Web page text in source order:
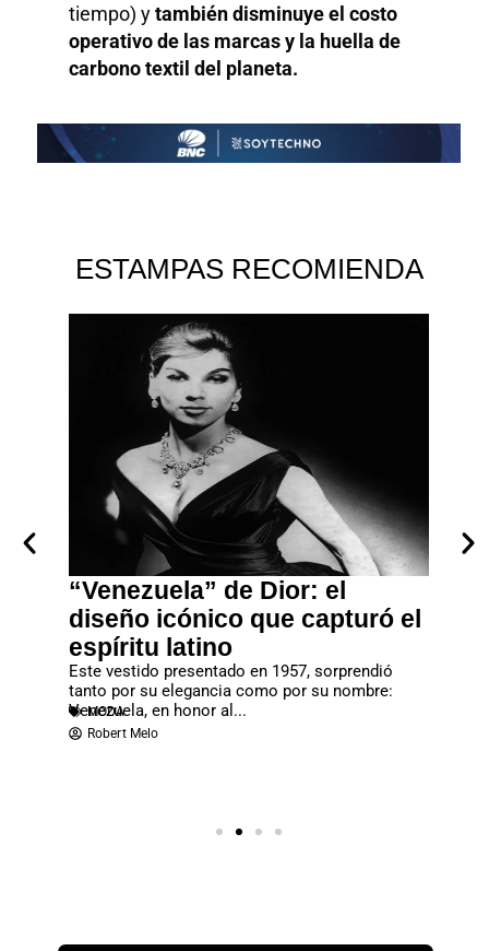
tiempo) ytambién disminuye el costo
operativo de las marcas y la huella de
carbono textil del planeta.
ESTAMPAS RECOMIENDA
“Venezuela” de Dior: el
diseño icónico que capturó el
espíritu latino
Este vestido presentado en 1957, sorprendió
tanto por su elegancia como por su nombre:
Venezuela, en honor al...
MODA
Robert Melo